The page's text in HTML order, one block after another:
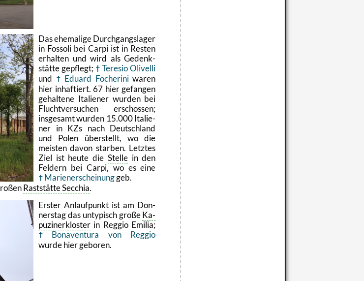
Das ehe­ma­li­geDurch­gangs­la­ger
in Fos­s­o­li bei Carpi ist in Res­ten
er­hal­ten und wird als Ge­denk­
stät­te ge­pflegt;
Te­re­sio Oli­vel­li
und
Edu­ard Fo­cher­i­niwaren
hier in­haf­tiert. 67 hier ge­fan­gen
ge­hal­te­ne Ita­lie­ner wur­den bei
Flucht­ver­su­chen er­schos­sen;
ins­ge­samt wur­den 15.000 Ita­lie­
ner in KZs nach Deutsch­land
und Polen über­stellt, wo die
meis­ten davon star­ben. Letz­tes
Ziel ist heute die Stel­lein den
Fel­dern bei Carpi, wo es eine
Ma­ri­en­er­schei­nunggeb.
Rast­stät­te Sec­chia.
Ers­ter An­lauf­punkt ist am Don­
ners­tag das un­ty­pisch großeKa­
pu­zi­ner­klos­ter in Reg­gio Emi­lia;
Bo­na­ven­tura von Reg­gio
wurde hier ge­bo­ren.